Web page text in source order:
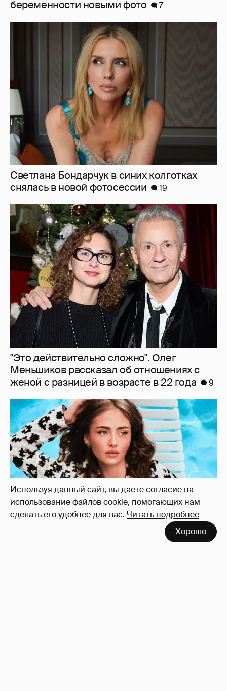
Используя данный сайт, вы даете согласие на
использование файлов cookie, помогающих нам
сделать его удобнее для вас. Читать подробнее
Хорошо
Светлана Бондарчук в синих колготках
снялась в новой фотосессии
"Это действительно сложно". Олег
Меньшиков рассказал об отношениях с
женой с разницей в возрасте в 22 года
Дочь Хайди Клум снялась для глянца в
жакете на голое тело
6